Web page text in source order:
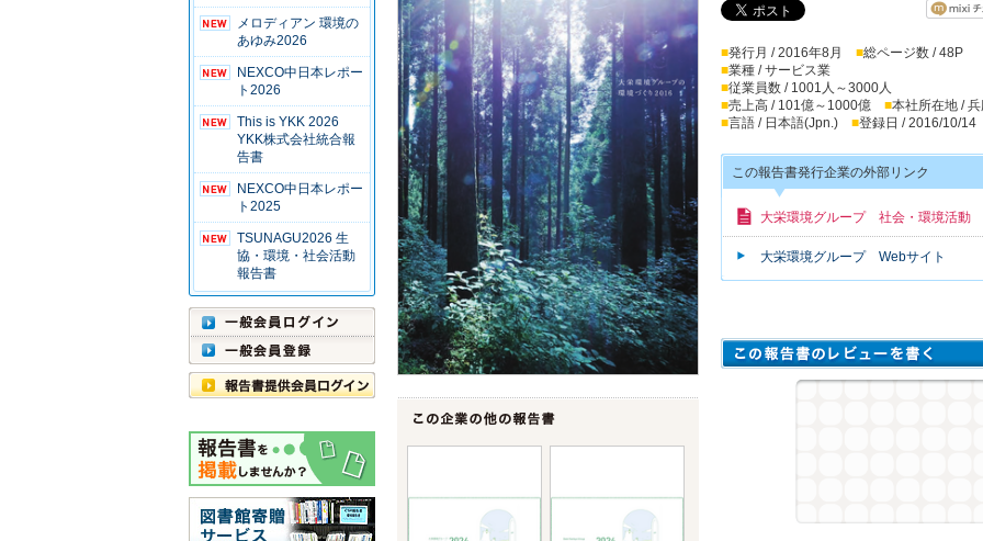
メロディアン 環境の
あゆみ2026
NEXCO中日本レポー
ト2026
This is YKK 2026
YKK株式会社統合報
告書
NEXCO中日本レポー
ト2025
TSUNAGU2026 生
協・環境・社会活動
報告書
■発行月 / 2016年8月 ■総ページ数 / 48P
■業種 / サービス業
■従業員数 / 1001人～3000人
■売上高 / 101億～1000億 ■本社所在地 /
■言語 / 日本語(Jpn.) ■登録日 / 2016/10/14
この報告書発行企業の外部リンク
大栄環境グループ 社会・環境活動
大栄環境グループ Webサイト